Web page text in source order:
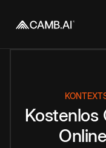
Kostenlos
Online